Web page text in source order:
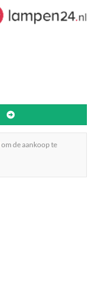
om de aankoop te